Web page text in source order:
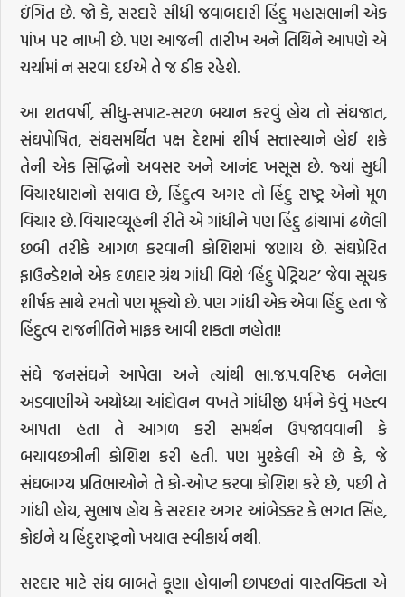
ઇંગિત છે. જો કે, સરદારે સીધી જવાબદારી હિંદુ મહાસભાની એક
પાંખ પર નાખી છે. પણ આજની તારીખ અને તિથિને આપણે એ
ચર્ચામાં ન સરવા દઈએ તે જ ઠીક રહેશે.
આ શતવર્ષી, સીધુ-સપાટ-સરળ બયાન કરવું હોય તો સંઘજાત,
સંઘપોષિત, સંઘસમર્થિત પક્ષ દેશમાં શીર્ષ સત્તાસ્થાને હોઈ શકે
તેની એક સિદ્ધિનો અવસર અને આનંદ ખસૂસ છે. જ્યાં સુધી
વિચારધારાનો સવાલ છે, હિંદુત્વ અગર તો હિંદુ રાષ્ટ્ર એનો મૂળ
વિચાર છે. વિચારવ્યૂહની રીતે એ ગાંધીને પણ હિંદુ ઢાંચામાં ઢળેલી
છબી તરીકે આગળ કરવાની કોશિશમાં જણાય છે. સંઘપ્રેરિત
ફાઉન્ડેશને એક દળદાર ગ્રંથ ગાંધી વિશે ‘હિંદુ પેટ્રિયટ’ જેવા સૂચક
શીર્ષક સાથે રમતો પણ મૂક્યો છે. પણ ગાંધી એક એવા હિંદુ હતા જે
હિંદુત્વ રાજનીતિને માફક આવી શકતા નહોતા!
સંઘે જનસંઘને આપેલા અને ત્યાંથી ભા.જ.પ.વરિષ્ઠ બનેલા
અડવાણીએ અયોધ્યા આંદોલન વખતે ગાંધીજી ધર્મને કેવું મહત્ત્વ
આપતા હતા તે આગળ કરી સમર્થન ઉપજાવવાની કે
બચાવછત્રીની કોશિશ કરી હતી. પણ મુશ્કેલી એ છે કે, જે
સંઘબાગ્ય પ્રતિભાઓને તે કો-ઓપ્ટ કરવા કોશિશ કરે છે, પછી તે
ગાંધી હોય, સુભાષ હોય કે સરદાર અગર આંબેડકર કે ભગત સિંહ,
કોઈને ય હિંદુરાષ્ટ્રનો ખયાલ સ્વીકાર્ય નથી.
સરદાર માટે સંઘ બાબતે કૂણા હોવાની છાપછતાં વાસ્તવિકતા એ